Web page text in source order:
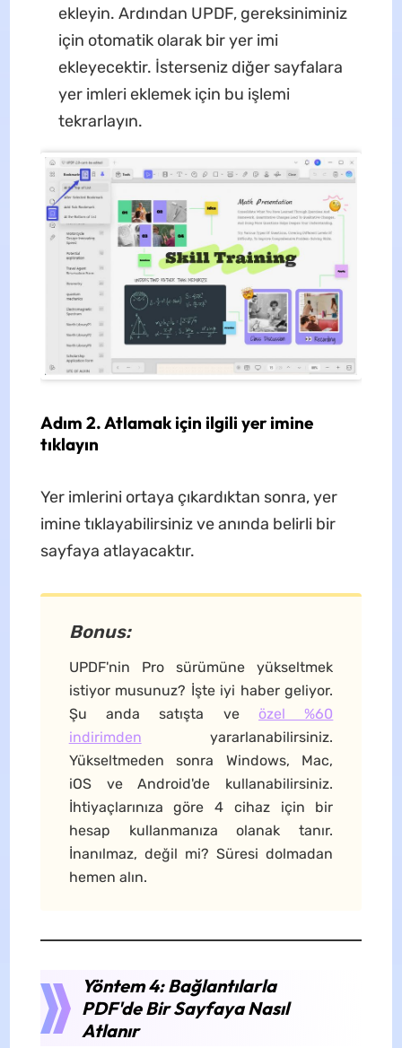
ekleyin. Ardından UPDF, gereksiniminiz
için otomatik olarak bir yer imi
ekleyecektir. İsterseniz diğer sayfalara
yer imleri eklemek için bu işlemi
tekrarlayın.
Adım 2. Atlamak için ilgili yer imine
tıklayın
Yer imlerini ortaya çıkardıktan sonra, yer
imine tıklayabilirsiniz ve anında belirli bir
sayfaya atlayacaktır.
Bonus:
UPDF'nin Pro sürümüne yükseltmek
istiyor musunuz? İşte iyi haber geliyor.
Şu anda satışta ve özel %60
indirimden yararlanabilirsiniz.
Yükseltmeden sonra Windows, Mac,
iOS ve Android'de kullanabilirsiniz.
İhtiyaçlarınıza göre 4 cihaz için bir
hesap kullanmanıza olanak tanır.
İnanılmaz, değil mi? Süresi dolmadan
hemen alın.
Yöntem 4: Bağlantılarla
PDF'de Bir Sayfaya Nasıl
Atlanır